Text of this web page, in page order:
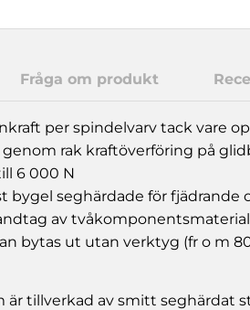
Fråga om produkt
per spindelvarv tack vare
rak kraftöverföring på
6 000 N
bygel seghärdade för fjädrande
av tvåkomponentsmaterial
bytas ut utan verktyg (fr o m
är tillverkad av smitt seghärdat